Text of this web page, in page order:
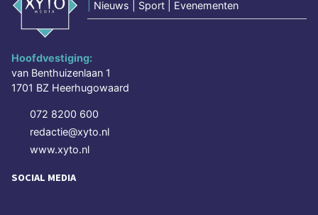
Nieuws | Sport | Evenementen
Hoofdvestiging:
van Benthuizenlaan 1
1701 BZ Heerhugowaard
072 8200 600
redactie@xyto.nl
www.xyto.nl
SOCIAL MEDIA